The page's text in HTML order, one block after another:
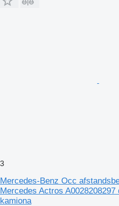
3
Mercedes-Benz Occ
Mercedes Actros
kamiona